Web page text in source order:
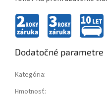
Dodatočné parametre
Kategória:
Hmotnosť: